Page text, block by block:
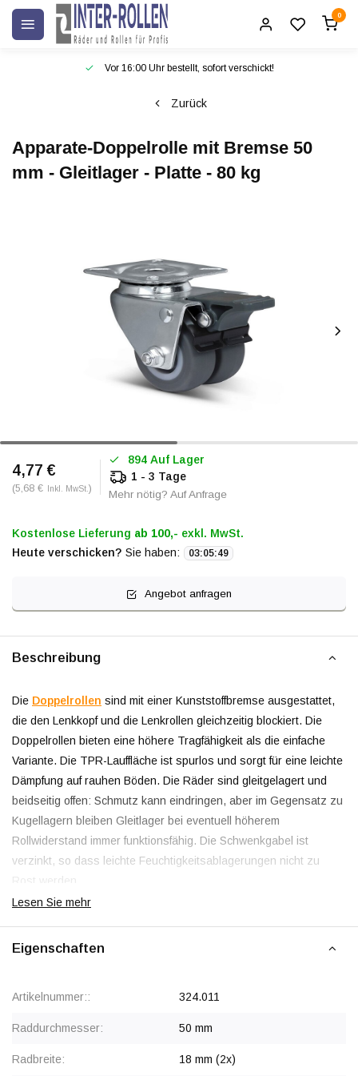
0
Vor 16:00 Uhr bestellt, sofort verschickt!
Zurück
Apparate-Doppelrolle mit Bremse 50
mm - Gleitlager - Platte - 80 kg
4,77 €
(5,68 € Inkl. MwSt. )
894 Auf Lager
1 - 3 Tage
Mehr nötig? Auf Anfrage
Kostenlose Lieferung ab 100,- exkl. MwSt.
Heute verschicken? Sie haben: 03:05:49
Angebot anfragen
Beschreibung
Die Doppelrollen sind mit einer Kunststoffbremse ausgestattet,
die den Lenkkopf und die Lenkrollen gleichzeitig blockiert. Die
Doppelrollen bieten eine höhere Tragfähigkeit als die einfache
Variante. Die TPR-Lauffläche ist spurlos und sorgt für eine leichte
Dämpfung auf rauhen Böden. Die Räder sind gleitgelagert und
beidseitig offen: Schmutz kann eindringen, aber im Gegensatz zu
Kugellagern bleiben Gleitlager bei eventuell höherem
Rollwiderstand immer funktionsfähig. Die Schwenkgabel ist
verzinkt, so dass leichte Feuchtigkeitsablagerungen nicht zu
Rost werden.
Geringer Schwenkwiderstand
Schwenkachse, wodurch eine gegenläufige Rollbewegung
entsteht: Das linke Rad rollt ein Stück vorwärts, das rechte ein
abrutschen und der Schwenkwiderstand ist ca. 30% geringer als
Lesen Sie mehr
Eigenschaften
Artikelnummer:: 324.011
Raddurchmesser: 50 mm
Radbreite: 18 mm (2x)